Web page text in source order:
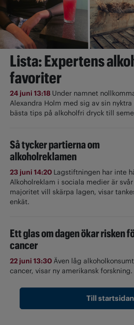
Lista: Expertens
favoriter
24 juni 13:18 Under namnet
Alexandra Holm med sig av sin
bästa tips på alkoholfri dryck till
Så tycker partierna om
alkoholreklamen
23 juni 14:20 Lagstiftningen har inte
Alkoholreklam i sociala medier är
majoritet vill skärpa lagen, visar
enkät.
Ett glas om dagen ökar risken
cancer
22 juni 13:30Även låg
cancer, visar ny amerikansk forskning.
Till startsidan